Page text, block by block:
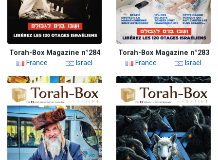
Torah-Box Magazine n°284
France
Israël
Torah-Box Magazine n°283
France
Israël